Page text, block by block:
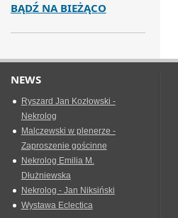
BĄDŹ NA BIEŻĄCO
NEWS
Ryszard Jan Kozłowski -
Nekrolog
Malczewski w plenerze -
Zaproszenie gościnne
Nekrolog Emilia M.
Dłużniewska
Nekrolog - Jan Niksiński
Wystawa Eclectica